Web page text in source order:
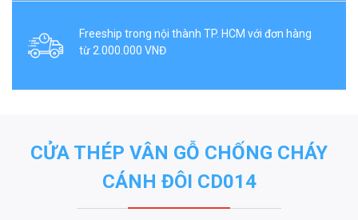
Freeship trong nội thành TP. HCM với đơn hàng
từ 2.000.000 VNĐ
CỬA THÉP VÂN GỖ CHỐNG CHÁY
CÁNH ĐÔI CD014